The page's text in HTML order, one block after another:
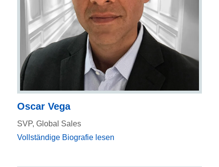
Oscar Vega
SVP, Global Sales
Vollständige Biografie lesen